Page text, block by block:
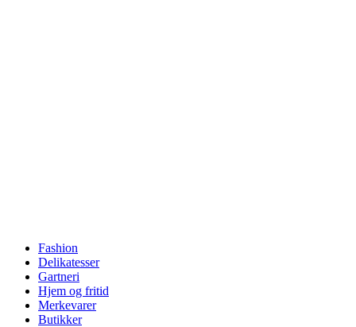
Fashion
Delikatesser
Gartneri
Hjem og fritid
Merkevarer
Butikker